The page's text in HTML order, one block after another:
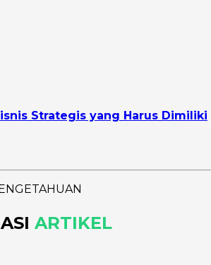
Strategis yang Harus Dimiliki
ARTIKEL